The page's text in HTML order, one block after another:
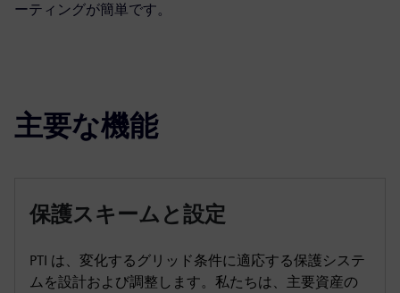
ーティングが簡単です。
主要な機能
保護スキームと設定
PTI は、変化するグリッド条件に適応する保護システ
ムを設計および調整します。私たちは、主要資産の